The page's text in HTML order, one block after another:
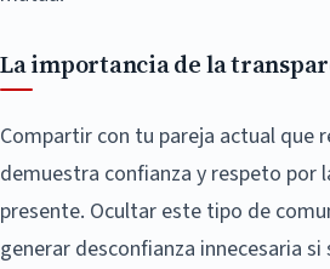
La importancia de la
Compartir con tu pareja actual que
demuestra confianza y respeto por
presente. Ocultar este tipo de
generar desconfianza innecesaria si